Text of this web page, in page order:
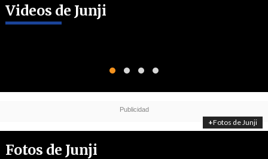
Videos de Junji
Fotos de Junji
+Fotos de Junji